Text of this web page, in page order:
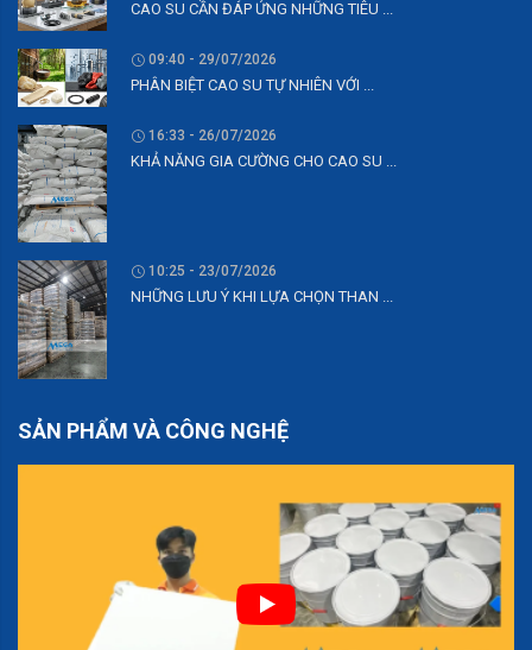
CAO SU CẦN ĐÁP ỨNG NHỮNG TIÊU ...
09:40 - 29/07/2026
PHÂN BIỆT CAO SU TỰ NHIÊN VỚI ...
16:33 - 26/07/2026
KHẢ NĂNG GIA CƯỜNG CHO CAO SU ...
10:25 - 23/07/2026
NHỮNG LƯU Ý KHI LỰA CHỌN THAN ...
SẢN PHẨM VÀ CÔNG NGHỆ